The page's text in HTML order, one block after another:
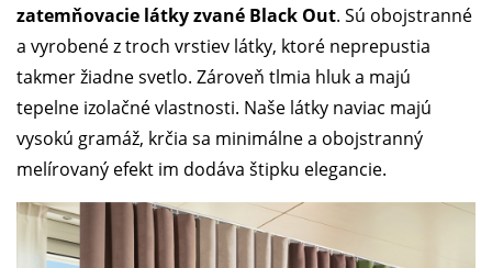
zatemňovacie látky zvané Black Out. Sú obojstranné
a vyrobené z troch vrstiev látky, ktoré neprepustia
takmer žiadne svetlo. Zároveň tlmia hluk a majú
tepelne izolačné vlastnosti. Naše látky naviac majú
vysokú gramáž, krčia sa minimálne a obojstranný
melírovaný efekt im dodáva štipku elegancie.